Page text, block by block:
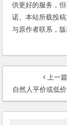
供更好的服务，
诺。本站所载投
与原作者联系，版
上一篇
自然人平价或低价转让股权的